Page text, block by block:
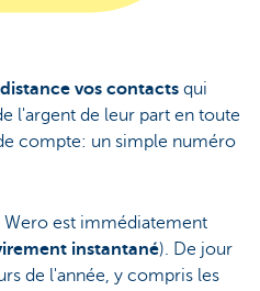
vos contacts qui
l'argent de leur part en toute
compte: un simple numéro
est immédiatement
instantané). De jour
de l'année, y compris les